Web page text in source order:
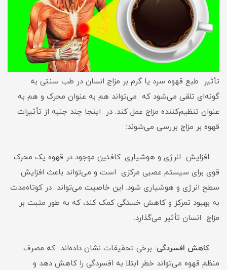
تأثیر طبع قهوه سرد یا گرم بر مزاج انسان در طب سنتی به
گونه‌ای تلقی می‌شود که می‌تواند هم به عنوان محرک و هم به
عنوان تنظیم‌کننده مزاج عمل کند. در اینجا چند جنبه از تأثیرات
قهوه بر مزاج بررسی می‌شوند:
افزایش انرژی و هوشیاری: کافئین موجود در قهوه یک محرک
قوی برای سیستم عصبی مرکزی است و می‌تواند باعث افزایش
سطح انرژی و هوشیاری شود. این خاصیت می‌تواند در کوتاه‌مدت
به بهبود تمرکز و کاهش خستگی کمک کند، که به طور مثبت بر
مزاج انسان تأثیر می‌گذارد.
کاهش افسردگی: برخی تحقیقات نشان داده‌اند که مصرف
منظم قهوه می‌تواند خطر ابتلا به افسردگی را کاهش دهد و